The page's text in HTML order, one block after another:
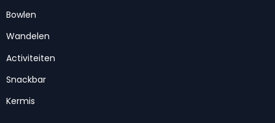
Bowlen
Wandelen
Activiteiten
Snackbar
Kermis